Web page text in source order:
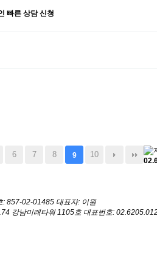
빠른 상담 신청
6 7 8 9 10
: 857-02-01485 대표자: 이원
강남미래타워 1105호 대표번호: